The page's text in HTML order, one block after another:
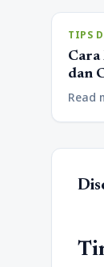
TIPS
Cara
dan
Read